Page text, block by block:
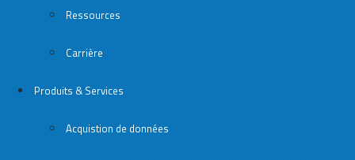
Ressources
Carrière
Produits & Services
Acquistion de données